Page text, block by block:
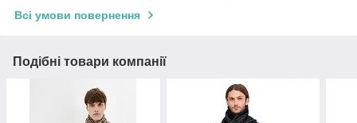
Всі умови повернення
Подібні товари компанії